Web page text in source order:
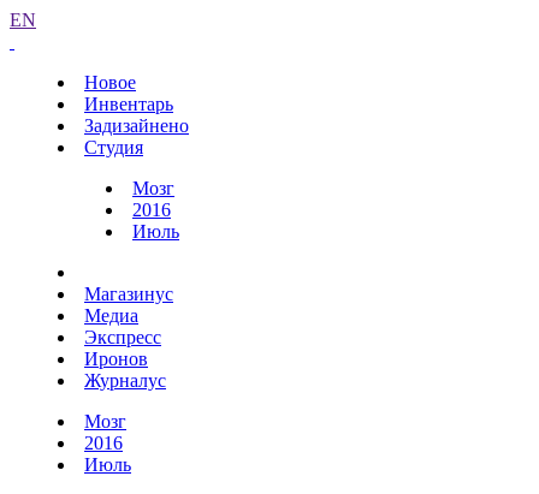
EN
Новое
Инвентарь
Задизайнено
Студия
Мозг
2016
Июль
Магазинус
Медиа
Экспресс
Иронов
Журналус
Мозг
2016
Июль